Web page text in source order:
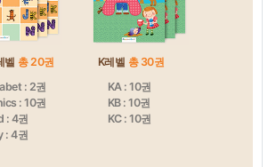
벨 총 20권
: 2권
: 10권
: 4권
: 4권
K레벨 총 30권
KA : 10권
KB : 10권
KC : 10권